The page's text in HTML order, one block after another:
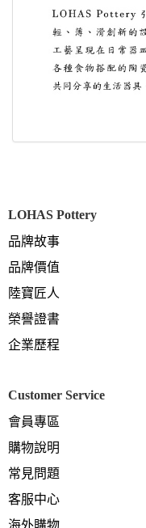
LOHAS Pottery
品牌故事
品牌價值
陸寶匠人
榮譽證書
企業歷程
Customer Service
會員專區
購物說明
常見問題
客服中心
海外購物